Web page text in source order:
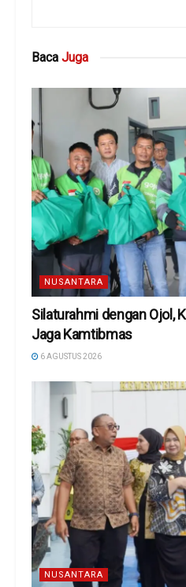
Baca Juga
NUSANTARA
Silaturahmi dengan Ojol,
Jaga Kamtibmas
6 AGUSTUS 2026
NUSANTARA